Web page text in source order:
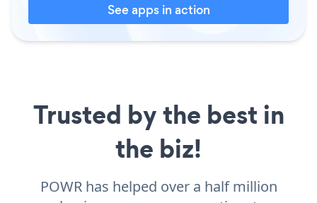
See apps in action
Trusted by the best in
the biz!
POWR has helped over a half million